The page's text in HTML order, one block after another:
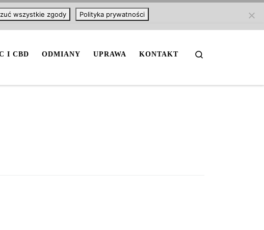
I CBD ODMIANY UPRAWA KONTAKT
wszystkie zgody Polityka prywatności